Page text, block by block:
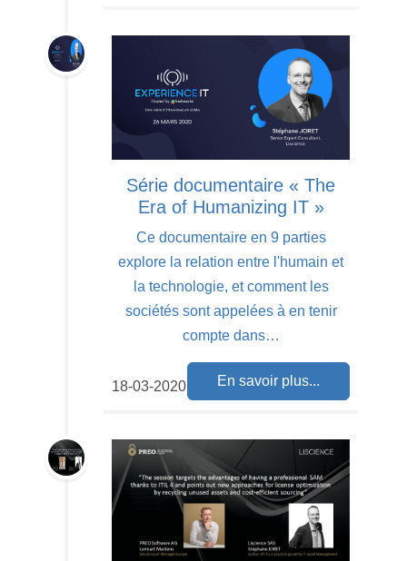
Série documentaire « The
Era of Humanizing IT »
Ce documentaire en 9 parties
explore la relation entre l'humain et
la technologie, et comment les
sociétés sont appelées à en tenir
compte dans…
En savoir plus...
18-03-2020